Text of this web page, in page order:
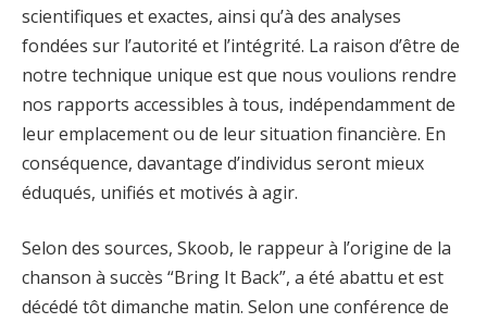
scientifiques et exactes, ainsi qu’à des analyses
fondées sur l’autorité et l’intégrité. La raison d’être de
notre technique unique est que nous voulions rendre
nos rapports accessibles à tous, indépendamment de
leur emplacement ou de leur situation financière. En
conséquence, davantage d’individus seront mieux
éduqués, unifiés et motivés à agir.
Selon des sources, Skoob, le rappeur à l’origine de la
chanson à succès “Bring It Back”, a été abattu et est
décédé tôt dimanche matin. Selon une conférence de